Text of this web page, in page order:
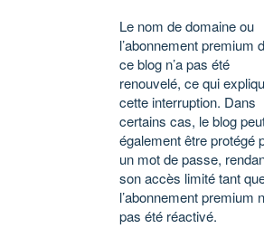
Le nom de domaine ou
l’abonnement premium
ce blog n’a pas été
renouvelé, ce qui
cette interruption. Dans
certains cas, le blog
également être protégé
un mot de passe,
son accès limité tant
l’abonnement premium
pas été réactivé.